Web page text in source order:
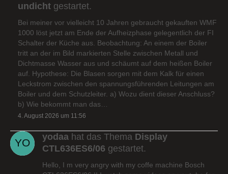
undicht gestartet.
Bei meiner vor vielleicht 10 Jahren gebraucht gekauften WMF
1000 löst jetzt am Ende der Aufheizphase gelegentlich der FI
Schalter der Küche aus. Beobachtung: An einem der Boiler
tritt an der im Bild markierten Stelle zwischen Metall und
Dichtmasse Wasser aus und schäumt auf dem heißen Boiler
auf. Hypothese: Die Blasen sorgen mit dem Kalk für einen
Leckstrom zwischen den spannungsführenden Leitungen am
Boiler und dem Schutzleiter. a) Wozu dient dieser Anschluss?
b) Wie bekommt man das…
4. August 2026 um 11:56
yodaa hat das Thema Display
CTL636ES6/06 gestartet.
Hello, I m very angry with my coffe machine Bosch